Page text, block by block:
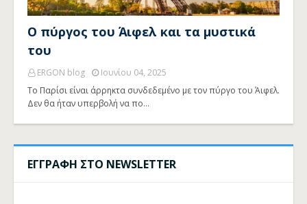
Ο πύργος του Άιφελ και τα μυστικά
του
ERGON blog
Ιουνίου 04, 2025
Το Παρίσι είναι άρρηκτα συνδεδεμένο με τον πύργο του Άιφελ.
Δεν θα ήταν υπερβολή να πο…
ΕΓΓΡΑΦΗ ΣΤΟ NEWSLETTER